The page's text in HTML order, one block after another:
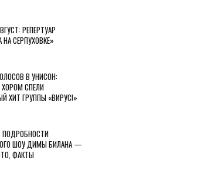
РЕПЕРТУАР
НА СЕРПУХОВКЕ»
В УНИСОН:
СПЕЛИ
ХИТ ГРУППЫ «ВИРУС!»
ПОДРОБНОСТИ
ШОУ ДИМЫ БИЛАНА —
ФАКТЫ